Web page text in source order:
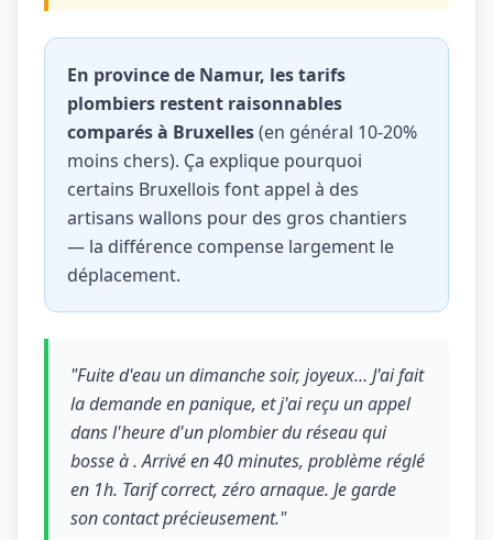
En province de Namur, les tarifs
plombiers restent raisonnables
comparés à Bruxelles(en général 10-20%
moins chers). Ça explique pourquoi
certains Bruxellois font appel à des
artisans wallons pour des gros chantiers
— la différence compense largement le
déplacement.
"Fuite d'eau un dimanche soir, joyeux… J'ai fait
la demande en panique, et j'ai reçu un appel
dans l'heure d'un plombier du réseau qui
bosse à . Arrivé en 40 minutes, problème réglé
en 1h. Tarif correct, zéro arnaque. Je garde
son contact précieusement."